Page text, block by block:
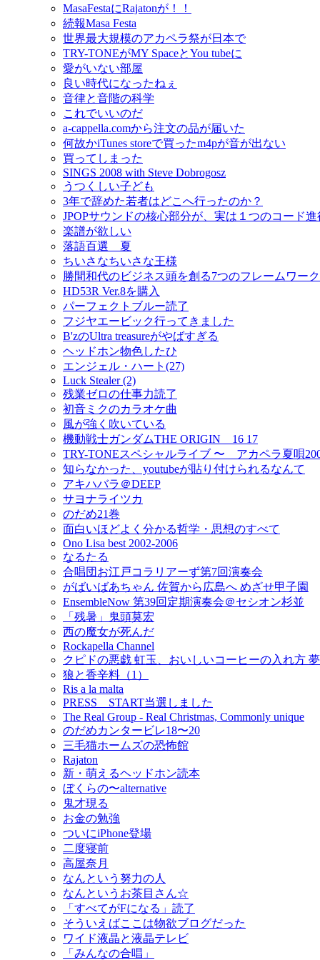
MasaFestaにRajatonが！！
続報Masa Festa
世界最大規模のアカペラ祭が日本で
TRY-TONEがMY SpaceとYou tubeに
愛がいない部屋
良い時代になったねぇ
音律と音階の科学
これでいいのだ
a-cappella.comから注文の品が届いた
何故かiTunes storeで買ったm4pが音が出ない
買ってしまった
SINGS 2008 with Steve Dobrogosz
うつくしい子ども
3年で辞めた若者はどこへ行ったのか？
JPOPサウンドの核心部分が、実は１つのコード
楽譜が欲しい
落語百選 夏
ちいさなちいさな王様
勝間和代のビジネス頭を創る7つのフレームワー
HD53R Ver.8を購入
パーフェクトブルー読了
フジヤエービック行ってきました
B'zのUltra treasureがやばすぎる
ヘッドホン物色したひ
エンジェル・ハート(27)
Luck Stealer (2)
残業ゼロの仕事力読了
初音ミクのカラオケ曲
風が強く吹いている
機動戦士ガンダムTHE ORIGIN 16 17
TRY-TONEスペシャルライブ 〜 アカペラ夏唄
知らなかった、youtubeが貼り付けられるなんて
アキハバラ＠DEEP
サヨナライツカ
のだめ21巻
面白いほどよく分かる哲学・思想のすべて
Ono Lisa best 2002-2006
なるたる
合唱団お江戸コラリアーず第7回演奏会
がばいばあちゃん 佐賀から広島へ めざせ甲子園
EnsembleNow 第39回定期演奏会＠セシオン杉並
「残暑」鬼頭莫宏
西の魔女が死んだ
Rockapella Channel
クピドの悪戯 虹玉、おいしいコーヒーの入れ方
狼と香辛料（1）
Ris a la malta
PRESS START当選しました
The Real Group - Real Christmas, Commonly unique
のだめカンタービレ18〜20
三毛猫ホームズの恐怖館
Rajaton
新・萌えるヘッドホン読本
ぼくらの〜alternative
鬼才現る
お金の勉強
ついにiPhone登場
二度寝前
高屋奈月
なんという努力の人
なんというお茶目さん☆
「すべてがFになる」読了
そういえばここは物欲ブログだった
ワイド液晶と液晶テレビ
「みんなの合唱」